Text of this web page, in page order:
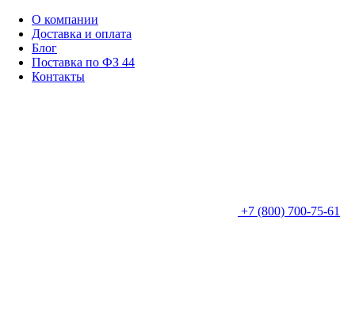
О компании
Доставка и оплата
Блог
Поставка по ФЗ 44
Контакты
+7 (800) 700-75-61